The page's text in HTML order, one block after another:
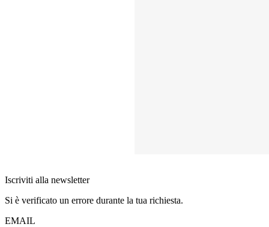
Iscriviti alla newsletter
Si è verificato un errore durante la tua richiesta.
EMAIL